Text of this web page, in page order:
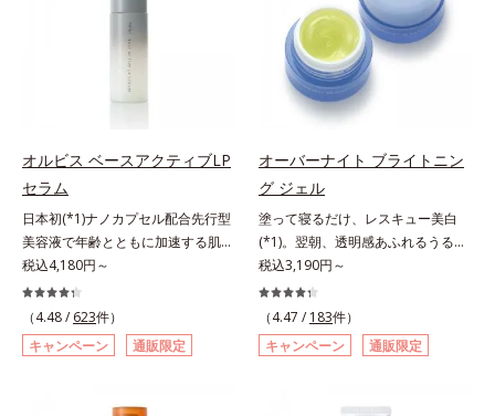
方との比較*6 ドクダミエキス、シ
クロヘキサンジカルボン酸ビスエト
キシジグリコール（保湿）＜使用量
目安＞パール1粒程度＜ご使用ステ
ップ＞洗顔料 ⇒ 化粧水 ⇒ ザ リン
の使用回数＞通常サイズ：約90回
（1.5ヵ月程度）ラージサイズ：約
180回（3ヵ月程度）各商品の詳し
い情報は商品ページをご覧くださ
い。・BEAUTY夏祭りは、こちら
めるような加工を行う）」。不要と
されるものを生まれ変わらせて新し
いパワーを引き出し、サイエンスの
力でまっさらな素肌へと導くクリー
ンビューティブランドです。
(*1)有効成分「m-ピクセノール（デ
クスパンテノールW）」を配合。シ
ミの原因になると考えられる“メラ
ニンの塊”を居座らせない(*1)、粉砕
と排出サポート(*5)の2ステップで
メラニンの蓄積を抑え、シミ・ソバ
カスを防ぎます。さらに、「アルテ
アネスレ(*6)」を配合し、うるおい
に満ちた自分本来の澄み渡るような
透明感を目指します。手に取った
時、なじませた時、後肌、と3段階
に変化するテクスチャーは、肌にす
ばやくなじみ、毎日の美白ケアを楽
しくする使いごこちを叶えました。
*1 メラニンの蓄積を抑え、シミ・
ソバカスを防ぐ*2 デクスパンテノ
と*4 うるおいによる透明感のある
オルビス ベースアクティブLP
セラム
日本初(*1)ナノカプセル配合先行型
美容液で年齢とともに加速する肌悩
み(*2)にブレーキを。スキンケアの
打ち止め感に。年齢とともに加速す
る肌悩み(*2)にブレーキをかけ、化
粧水前の土台(*3)づくりで、うるお
いに満ち満ちた内側から弾むような
と不安…。いろいろケアしているの
税込4,180円～
（4.48 / 623件）
キャンペーン
通販限定
オーバーナイト ブライトニン
グ ジェル
塗って寝るだけ、レスキュー美白
(*1)。翌朝、透明感あふれるうるぷ
る肌を叶える、お守り涼感ジェルパ
ック。紫外線を浴びた日の夜は、ひ
んやり気持ちいいジェルでお肌をレ
スキュー！ メラニンの産生指令が
活発になる夜の肌環境に着目して、
(*2)ツヤ肌”へと整える夜用ジェルパ
税込3,190円～
（4.47 / 183件）
キャンペーン
通販限定